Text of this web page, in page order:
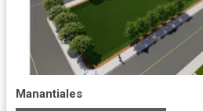
Manantiales